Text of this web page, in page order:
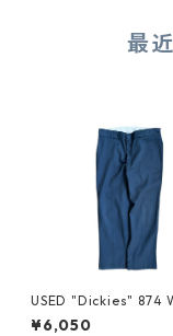
最
USED "Dickies" 874
ANTS
¥6,050